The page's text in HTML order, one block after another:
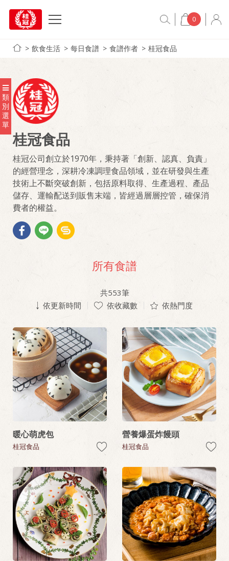
0
飲食生活 每日食譜 食譜作者 桂冠食品
類
別
選
單
桂冠食品
桂冠公司創立於1970年，秉持著「創新、認真、負責」
的經營理念，深耕冷凍調理食品領域，並在研發與生產
技術上不斷突破創新，包括原料取得、生產過程、產品
儲存、運輸配送到販售末端，皆經過層層控管，確保消
費者的權益。
所有食譜
共553筆
依更新時間
依收藏數 依熱門度
暖心萌虎包
桂冠食品
營養爆蛋炸饅頭
桂冠食品